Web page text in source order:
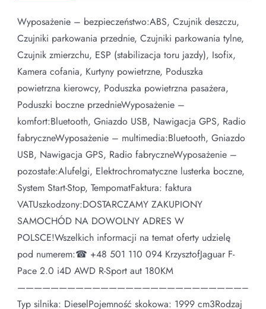
Wyposażenie – bezpieczeństwo:ABS, Czujnik deszczu,
Czujniki parkowania przednie, Czujniki parkowania tylne,
Czujnik zmierzchu, ESP (stabilizacja toru jazdy), Isofix,
Kamera cofania, Kurtyny powietrzne, Poduszka
powietrzna kierowcy, Poduszka powietrzna pasażera,
Poduszki boczne przednieWyposażenie –
komfort:Bluetooth, Gniazdo USB, Nawigacja GPS, Radio
fabryczneWyposażenie – multimedia:Bluetooth, Gniazdo
USB, Nawigacja GPS, Radio fabryczneWyposażenie –
pozostałe:Alufelgi, Elektrochromatyczne lusterka boczne,
System Start-Stop, TempomatFaktura: faktura
VATUszkodzony:DOSTARCZAMY ZAKUPIONY
SAMOCHÓD NA DOWOLNY ADRES W
POLSCE!Wszelkich informacji na temat oferty udzielę
pod numerem:☎ +48 501 110 094 KrzysztofJaguar F-
Pace 2.0 i4D AWD R-Sport aut 180KM
———————————————————————————–
Typ silnika: DieselPojemność skokowa: 1999 cm3Rodzaj